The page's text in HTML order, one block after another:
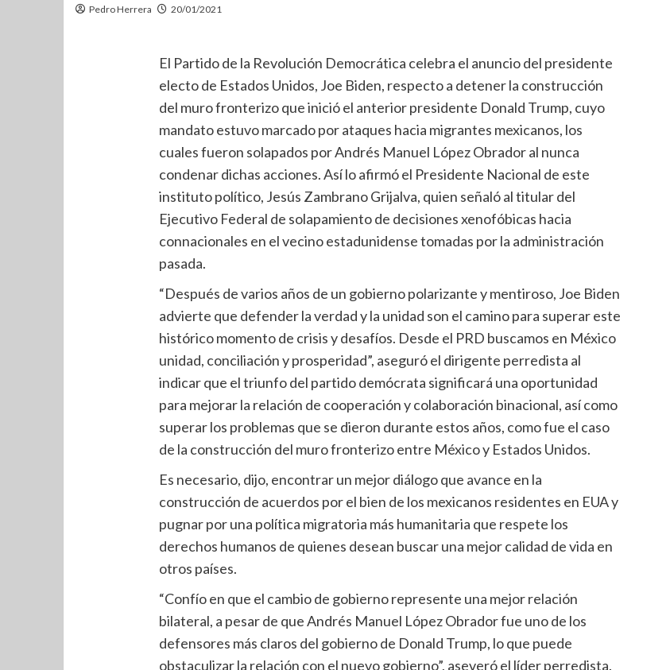
Pedro Herrera 20/01/2021
El Partido de la Revolución Democrática celebra el anuncio del presidente
electo de Estados Unidos, Joe Biden, respecto a detener la construcción
del muro fronterizo que inició el anterior presidente Donald Trump, cuyo
mandato estuvo marcado por ataques hacia migrantes mexicanos, los
cuales fueron solapados por Andrés Manuel López Obrador al nunca
condenar dichas acciones. Así lo afirmó el Presidente Nacional de este
instituto político, Jesús Zambrano Grijalva, quien señaló al titular del
Ejecutivo Federal de solapamiento de decisiones xenofóbicas hacia
connacionales en el vecino estadunidense tomadas por la administración
pasada.
“Después de varios años de un gobierno polarizante y mentiroso, Joe Biden
advierte que defender la verdad y la unidad son el camino para superar este
histórico momento de crisis y desafíos. Desde el PRD buscamos en México
unidad, conciliación y prosperidad”, aseguró el dirigente perredista al
indicar que el triunfo del partido demócrata significará una oportunidad
para mejorar la relación de cooperación y colaboración binacional, así como
superar los problemas que se dieron durante estos años, como fue el caso
de la construcción del muro fronterizo entre México y Estados Unidos.
Es necesario, dijo, encontrar un mejor diálogo que avance en la
construcción de acuerdos por el bien de los mexicanos residentes en EUA y
pugnar por una política migratoria más humanitaria que respete los
derechos humanos de quienes desean buscar una mejor calidad de vida en
otros países.
“Confío en que el cambio de gobierno represente una mejor relación
bilateral, a pesar de que Andrés Manuel López Obrador fue uno de los
defensores más claros del gobierno de Donald Trump, lo que puede
obstaculizar la relación con el nuevo gobierno”, aseveró el líder perredista.